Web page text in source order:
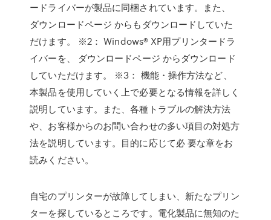
ードライバーが製品に同梱されています。また、
ダウンロードページ からもダウンロードしていた
だけます。 ※2： Windows® XP用プリンタードラ
イバーを、 ダウンロードページ からダウンロード
していただけます。 ※3： 機能・操作方法など、
本製品を使用していく上で必要となる情報を詳しく
説明しています。また、各種トラブルの解決方法
や、お客様からのお問い合わせの多い項目の対処方
法を説明しています。目的に応じて必 要な章をお
読みください。
自宅のプリンターが故障してしまい、新たなプリン
ターを探しているところです。電化製品に無知のた